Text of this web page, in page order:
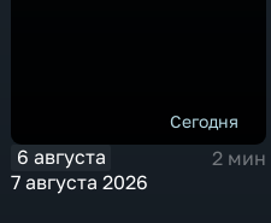
Сегодня
6 августа
2 мин
7 августа 2026